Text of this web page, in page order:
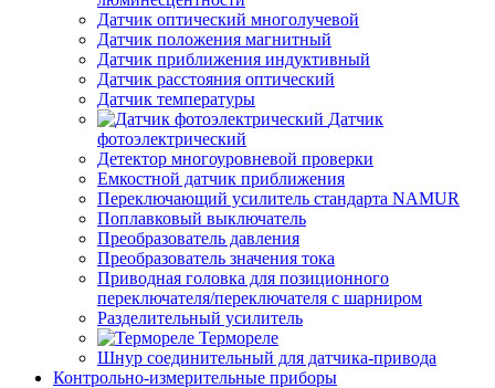
Датчик оптический многолучевой
Датчик положения магнитный
Датчик приближения индуктивный
Датчик расстояния оптический
Датчик температуры
Датчик
фотоэлектрический
Детектор многоуровневой проверки
Емкостной датчик приближения
Переключающий усилитель стандарта NAMUR
Поплавковый выключатель
Преобразователь давления
Преобразователь значения тока
Приводная головка для позиционного
переключателя/переключателя с шарниром
Разделительный усилитель
Термореле
Шнур соединительный для датчика-привода
Контрольно-измерительные приборы